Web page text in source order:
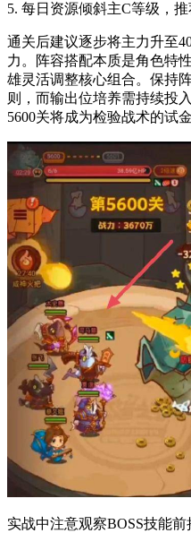
5. 每日资源倾斜主C等级，
通关后建议逐步将主力升至
力。阵容搭配本质是角色特
雄灵活调整核心组合。保持
则，而输出位培养需持续投
5600关将成为检验战术的试金
实战中注意观察BOSS技能